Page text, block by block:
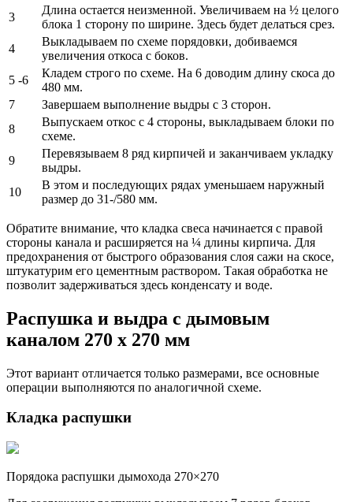
3
Длина остается неизменной. Увеличиваем на ½ целого
блока 1 сторону по ширине. Здесь будет делаться срез.
4
Выкладываем по схеме порядовки, добиваемся
увеличения откоса с боков.
5 -6
Кладем строго по схеме. На 6 доводим длину скоса до
480 мм.
7
Завершаем выполнение выдры с 3 сторон.
8
Выпускаем откос с 4 стороны, выкладываем блоки по
схеме.
9
Перевязываем 8 ряд кирпичей и заканчиваем укладку
выдры.
10
В этом и последующих рядах уменьшаем наружный
размер до 31-/580 мм.
Обратите внимание, что кладка свеса начинается с правой
стороны канала и расширяется на ¼ длины кирпича. Для
предохранения от быстрого образования слоя сажи на скосе,
штукатурим его цементным раствором. Такая обработка не
позволит задерживаться здесь конденсату и воде.
Распушка и выдра с дымовым
каналом 270 х 270 мм
Этот вариант отличается только размерами, все основные
операции выполняются по аналогичной схеме.
Кладка распушки
Порядока распушки дымохода 270×270